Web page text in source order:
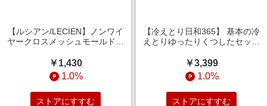
【ルシアン/LECIEN】ノンワイ
ヤークロスメッシュモールドブ
￥1,430
1.0%
ストアにすすむ
【冷えとり日和365】 基本の冷
えとりゆったりくつしたセット
￥3,399
1.0%
ストアにすすむ